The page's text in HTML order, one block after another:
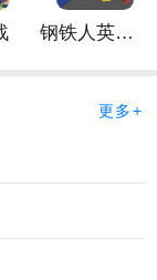
只要有错误，
钢铁人英雄3D
更多+